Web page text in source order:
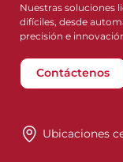
Nuestras soluciones
difíciles, desde
precisión e
Contáctenos
Ubicaciones